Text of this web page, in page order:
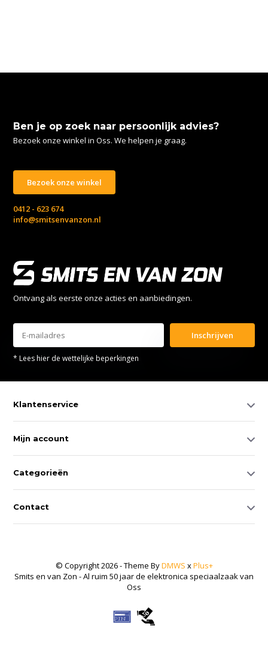
Ben je op zoek naar persoonlijk advies?
Bezoek onze winkel in Oss. We helpen je graag.
Bezoek onze winkel
0412 - 623 674
info@smitsenvanzon.nl
Ontvang als eerste onze acties en aanbiedingen.
Inschrijven
* Lees hier de wettelijke beperkingen
Klantenservice
Mijn account
Categorieën
Contact
© Copyright 2026 - Theme ByDMWS xPlus+
Smits en van Zon - Al ruim 50 jaar de elektronica speciaalzaak van
Oss